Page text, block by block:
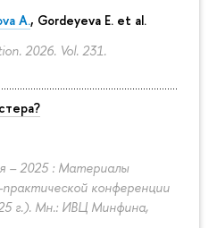
A., Gordeyeva E. et al.
2026. Vol. 231.
– 2025 : Материалы
конференции
г.). Мн.: ИВЦ Минфина,